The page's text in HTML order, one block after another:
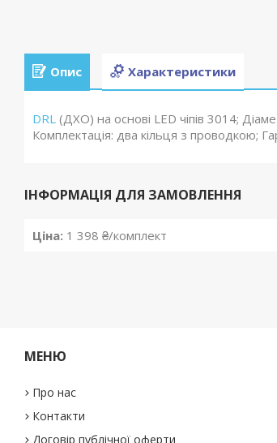
Опис Характеристики
DRL (ДХО) на основі LED чіпів 3014;
Комплектація: два кільця з проводкою;
ІНФОРМАЦІЯ ДЛЯ ЗАМОВЛЕННЯ
Ціна: 1 398 ₴/комплект
МЕНЮ
Про нас
Контакти
Договір публічної оферти